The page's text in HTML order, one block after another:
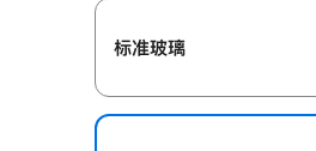
标准玻璃